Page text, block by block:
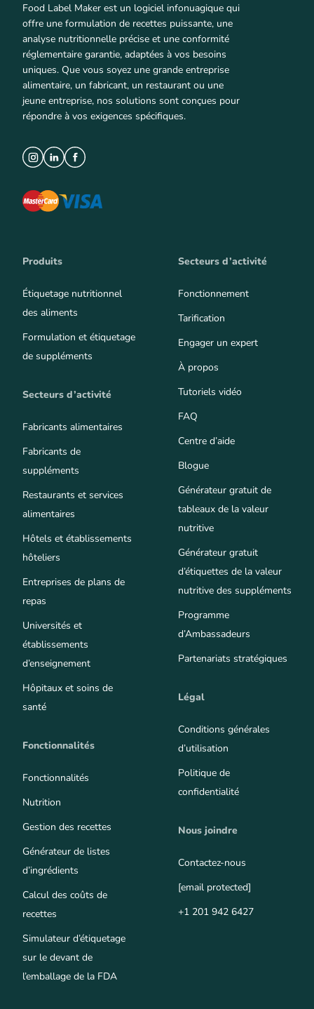
Food Label Maker est un logiciel infonuagique qui
offre une formulation de recettes puissante, une
analyse nutritionnelle précise et une conformité
réglementaire garantie, adaptées à vos besoins
uniques. Que vous soyez une grande entreprise
alimentaire, un fabricant, un restaurant ou une
jeune entreprise, nos solutions sont conçues pour
répondre à vos exigences spécifiques.
Produits
Étiquetage nutritionnel
des aliments
Formulation et étiquetage
de suppléments
Secteurs d’activité
Fabricants alimentaires
Fabricants de
suppléments
Restaurants et services
alimentaires
Hôtels et établissements
hôteliers
Entreprises de plans de
repas
Universités et
établissements
d’enseignement
Hôpitaux et soins de
santé
Fonctionnalités
Fonctionnalités
Nutrition
Gestion des recettes
Générateur de listes
d’ingrédients
Calcul des coûts de
recettes
Simulateur d’étiquetage
sur le devant de
l’emballage de la FDA
Secteurs d’activité
Fonctionnement
Tarification
Engager un expert
À propos
Tutoriels vidéo
FAQ
Centre d’aide
Blogue
Générateur gratuit de
tableaux de la valeur
nutritive
Générateur gratuit
d’étiquettes de la valeur
nutritive des suppléments
Programme
d’Ambassadeurs
Partenariats stratégiques
Légal
Conditions générales
d’utilisation
Politique de
confidentialité
Nous joindre
Contactez-nous
[email protected]
+1 201 942 6427